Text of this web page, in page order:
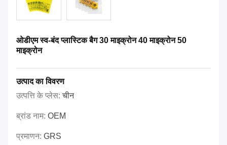
ओडीएम स्व-बंद प्लास्टिक बैग 30 माइक्रोन 40 माइक्रोन 50
माइक्रोन
उत्पाद का विवरण
उत्पत्ति के प्लेस:चीन
ब्रांड नाम: OEM
प्रमाणन: GRS